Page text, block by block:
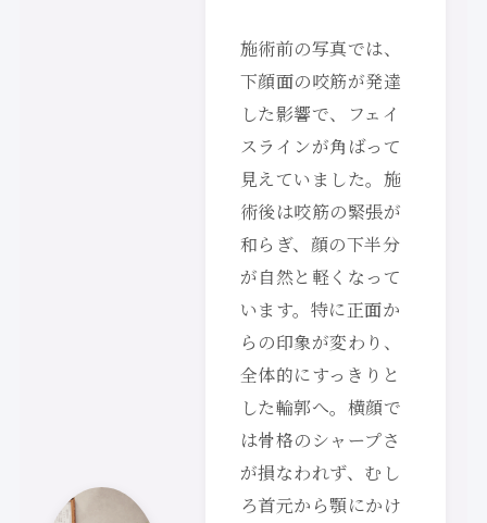
施術前の写真では、
下顔面の咬筋が発達
した影響で、フェイ
スラインが角ばって
見えていました。施
術後は咬筋の緊張が
和らぎ、顔の下半分
が自然と軽くなって
います。特に正面か
らの印象が変わり、
全体的にすっきりと
した輪郭へ。横顔で
は骨格のシャープさ
が損なわれず、むし
ろ首元から顎にかけ